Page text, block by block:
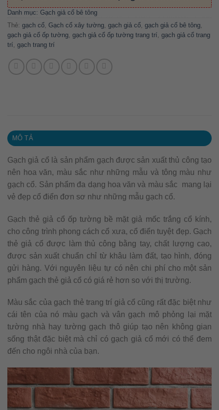
Danh mục: Gạch giả cổ bê tông
Thẻ: gạch cổ Gạch cổ xây tường gạch giả cổ gạch giả cổ bê tông
gạch giả cổ ốp tường gạch giả cổ ốp tường trang trí gạch giả cổ trang
trí gạch trang trí
MÔ TẢ
Gạch giả cổ là sản phẩm gạch được sản xuất thủ công tạo
nên hoa văn, màu sắc như những mẫu và tông màu như
gạch cổ. Sản phẩm đa dạng hoa văn và màu sắc mang lại
vẻ đẹp cổ điển đơn sơ như những mẫu gạch cổ.
Gạch thẻ giả cổ ốp tường bề mặt giả mốc trắng cổ kính,
cho công trình phong cách cổ xưa, cổ điển tuyệt đẹp. Gạch
thẻ giả cổ được làm thủ công bằng tay, chất lượng cao,
được sản xuất chuẩn chỉ từ khâu làm đất, tạo hình, đóng
gửi hàng. Với nguyên liệu tự có nên chi phí cho một sản
phẩm gạch thẻ giả cổ có giá rẻ hơn so với thị trường.
Màu sắc của gạch thẻ trang trí giả cổ cũng rất đặc biệt như
cái tên của nó màu gạch và vân gạch mô phỏng lại mặt
tường nhà hay tường gạch thô giúp tạo nên không gian
sống thật đặc biệt mà chỉ có gạch giả cổ mới có thể đem
đến cho ngôi nhà của bạn.